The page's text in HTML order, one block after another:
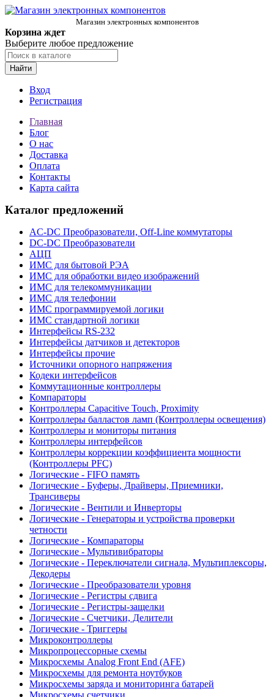
Магазин электронных компонентов
Корзина ждет
Выберите любое предложение
Найти
Вход
Регистрация
Главная
Блог
О нас
Доставка
Оплата
Контакты
Карта сайта
Каталог предложений
AC-DC Преобразователи, Off-Line коммутаторы
DC-DC Преобразователи
АЦП
ИМС для бытовой РЭА
ИМС для обработки видео изображений
ИМС для телекоммуникации
ИМС для телефонии
ИМС программируемой логики
ИМС стандартной логики
Интерфейсы RS-232
Интерфейсы датчиков и детекторов
Интерфейсы прочие
Источники опорного напряжения
Кодеки интерфейсов
Коммутационные контроллеры
Компараторы
Контроллеры Capacitive Touch, Proximity
Контроллеры балластов ламп (Контроллеры освещения)
Контроллеры и мониторы питания
Контроллеры интерфейсов
Контроллеры коррекции коэффициента мощности
(Контроллеры PFC)
Логические - FIFO память
Логические - Буферы, Драйверы, Приемники,
Трансиверы
Логические - Вентили и Инверторы
Логические - Генераторы и устройства проверки
четности
Логические - Компараторы
Логические - Мультивибраторы
Логические - Переключатели сигнала, Мультиплексоры,
Декодеры
Логические - Преобразователи уровня
Логические - Регистры сдвига
Логические - Регистры-защелки
Логические - Счетчики, Делители
Логические - Триггеры
Микроконтроллеры
Микропроцессорные схемы
Микросхемы Analog Front End (AFE)
Микросхемы для ремонта ноутбуков
Микросхемы заряда и мониторинга батарей
Микросхемы счетчики